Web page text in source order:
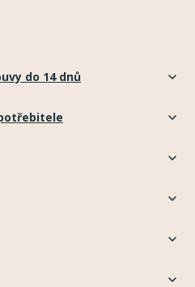
do 14 dnů